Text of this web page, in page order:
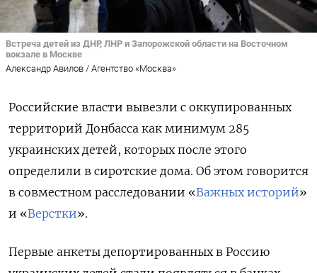
Встреча детей из ДНР, ЛНР и Запорожской области на Восточном
вокзале в Москве
Александр Авилов / Агентство «Москва»
Российские власти вывезли с оккупированных
территорий Донбасса как минимум 285
украинских детей, которых после этого
определили в сиротские дома. Об этом говорится
в совместном расследовании «Важных историй»
и «Верстки».
Первые анкеты депортированных в Россию